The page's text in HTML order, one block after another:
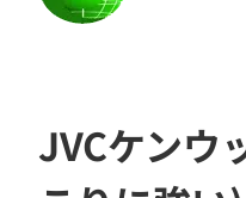
JVCケンウ